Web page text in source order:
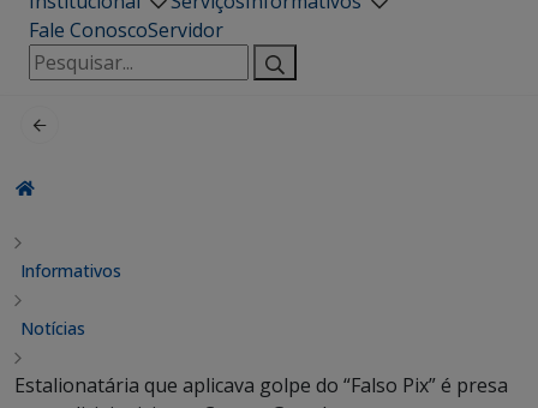
Fale ConoscoServidor
Pesquisar
por:
Informativos
Notícias
Estalionatária que aplicava golpe do “Falso Pix” é presa